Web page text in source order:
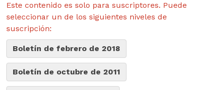
Este contenido es solo para suscriptores. Puede
seleccionar un de los siguientes niveles de
suscripción:
Boletín de febrero de 2018
Boletín de octubre de 2011